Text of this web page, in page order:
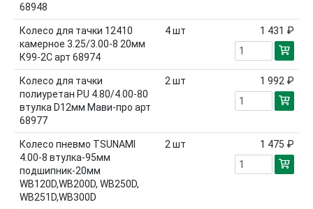
68948
Колесо для тачки 12410
камерное 3.25/3.00-8 20мм
К99-2С арт 68974
4шт 1 431 ₽
Колесо для тачки
полиуретан PU 4.80/4.00-80
втулка D12мм Мави-про арт
68977
2 шт 1 992 ₽
Колесо пневмо TSUNAMI
4.00-8 втулка-95мм
подшипник-20мм
WB120D,WB200D, WB250D,
WB251D,WB300D
2 шт 1 475 ₽